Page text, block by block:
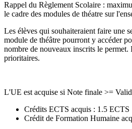
Rappel du Règlement Scolaire :
le cadre des modules de théatre sur
Les élèves qui souhaiteraient faire une
module de théâtre pourront y accéder
nombre de nouveaux inscrits le permet.
prioritaires.
L'UE est acquise si Note finale >=
Crédits ECTS acquis : 1.5 ECTS
Crédit de Formation Humaine